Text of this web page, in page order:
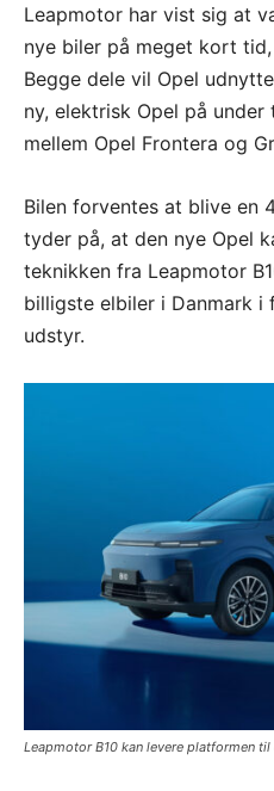
Leapmotor har vist sig at
nye biler på meget kort
Begge dele vil Opel
ny, elektrisk Opel på
mellem Opel Frontera og
Bilen forventes at blive en
tyder på, at den nye Opel
teknikken fra Leapmotor
billigste elbiler i Danmark
udstyr.
Leapmotor B10 kan levere platformen til